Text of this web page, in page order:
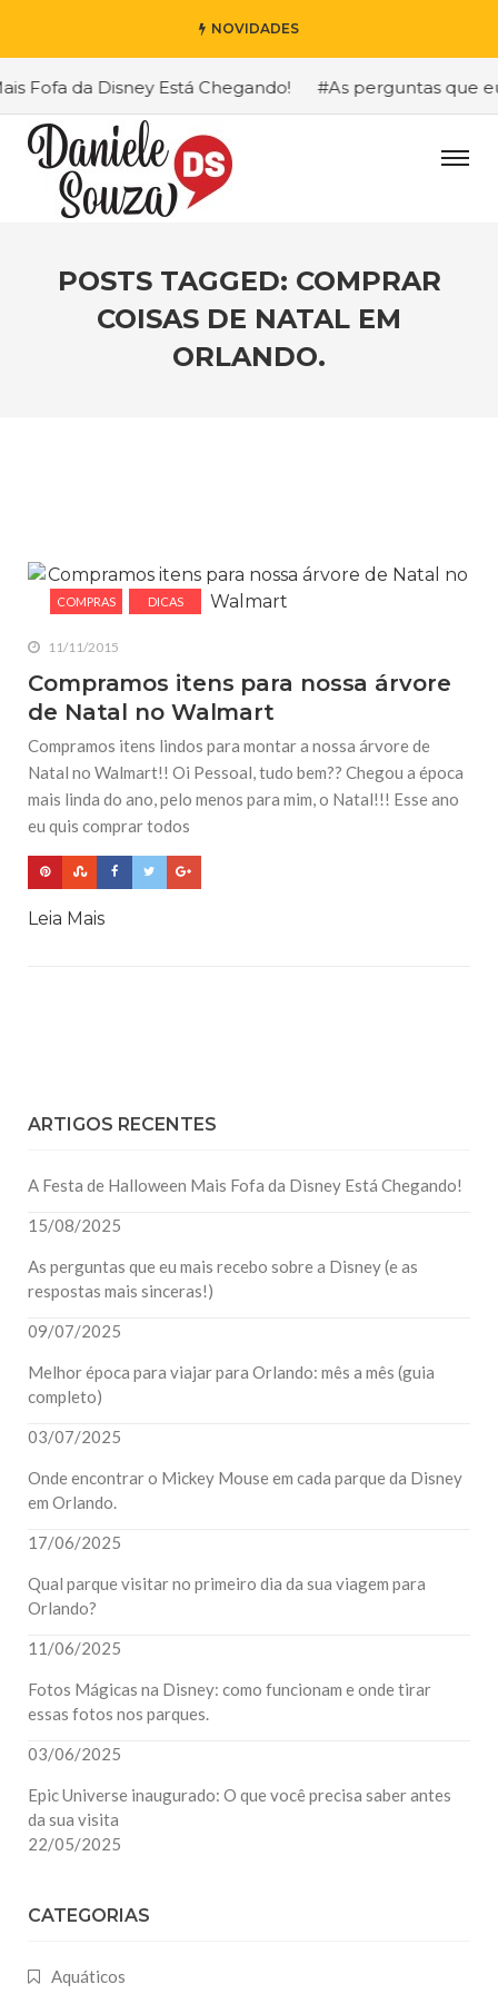
NOVIDADES
Fofa da Disney Está Chegando! #As perguntas que eu
POSTS TAGGED: COMPRAR
COISAS DE NATAL EM
ORLANDO.
COMPRAS DICAS
11/11/2015
Compramos itens para nossa árvore
de Natal no Walmart
Compramos itens lindos para montar a nossa árvore de
Natal no Walmart!! Oi Pessoal, tudo bem?? Chegou a época
mais linda do ano, pelo menos para mim, o Natal!!! Esse ano
eu quis comprar todos
Leia Mais
ARTIGOS RECENTES
A Festa de Halloween Mais Fofa da Disney Está Chegando!
15/08/2025
As perguntas que eu mais recebo sobre a Disney (e as
respostas mais sinceras!)
09/07/2025
Melhor época para viajar para Orlando: mês a mês (guia
completo)
03/07/2025
Onde encontrar o Mickey Mouse em cada parque da Disney
em Orlando.
17/06/2025
Qual parque visitar no primeiro dia da sua viagem para
Orlando?
11/06/2025
Fotos Mágicas na Disney: como funcionam e onde tirar
essas fotos nos parques.
03/06/2025
Epic Universe inaugurado: O que você precisa saber antes
da sua visita
22/05/2025
CATEGORIAS
Aquáticos